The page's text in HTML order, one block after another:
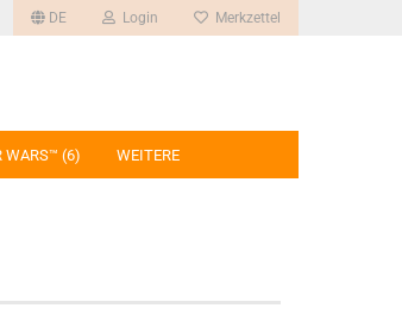
DE Login Merkzettel
WARS™ (6) WEITERE